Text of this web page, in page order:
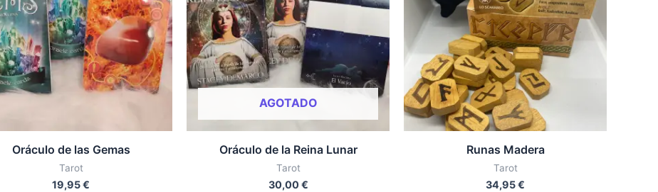
Oráculo de las Gemas
Tarot
19,95€
AGOTADO
Oráculo de la Reina Lunar
Tarot
30,00€
Runas Madera
Tarot
34,95€